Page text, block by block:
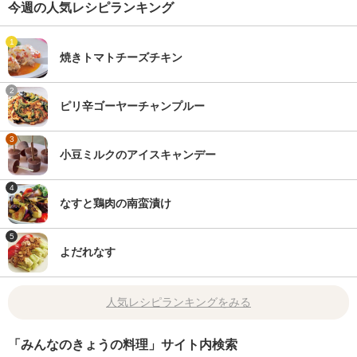
今週の人気レシピランキング
1
焼きトマトチーズチキン
2
ピリ辛ゴーヤーチャンプルー
3
小豆ミルクのアイスキャンデー
4
なすと鶏肉の南蛮漬け
5
よだれなす
人気レシピランキングをみる
「みんなのきょうの料理」サイト内検索